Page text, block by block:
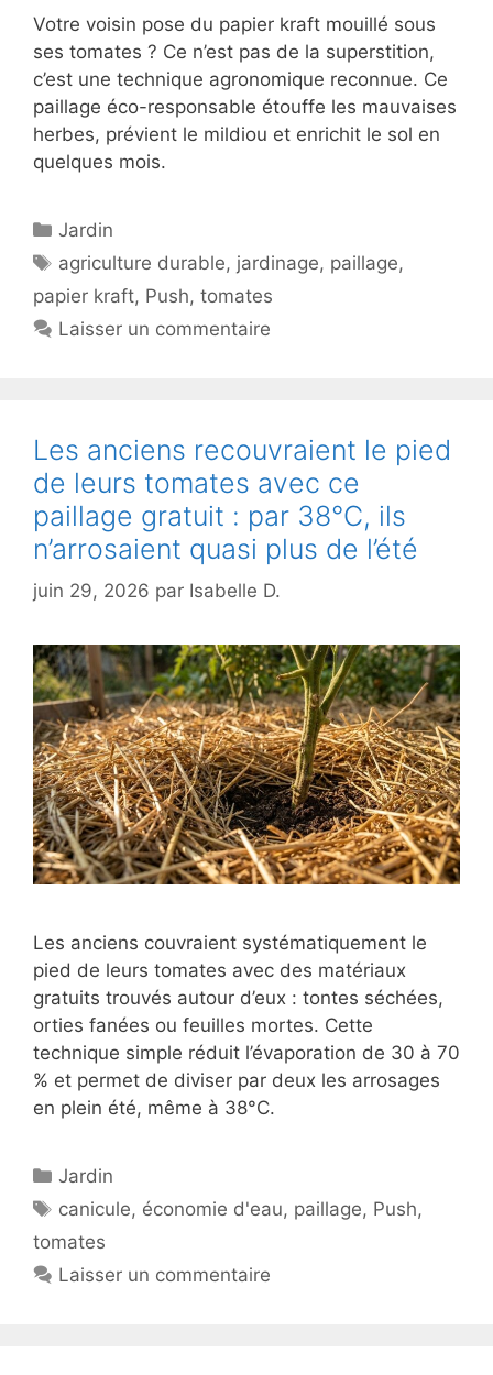
Votre voisin pose du papier kraft mouillé sous
ses tomates ? Ce n’est pas de la superstition,
c’est une technique agronomique reconnue. Ce
paillage éco-responsable étouffe les mauvaises
herbes, prévient le mildiou et enrichit le sol en
quelques mois.
Catégories
Jardin
Étiquettes
agriculture durable, jardinage, paillage,
papier kraft, Push, tomates
Laisser un commentaire
Les anciens recouvraient le pied
de leurs tomates avec ce
paillage gratuit : par 38°C, ils
n’arrosaient quasi plus de l’été
juin 29, 2026 par Isabelle D.
Les anciens couvraient systématiquement le
pied de leurs tomates avec des matériaux
gratuits trouvés autour d’eux : tontes séchées,
orties fanées ou feuilles mortes. Cette
technique simple réduit l’évaporation de 30 à 70
% et permet de diviser par deux les arrosages
en plein été, même à 38°C.
Catégories
Jardin
Étiquettes
canicule, économie d'eau, paillage, Push,
tomates
Laisser un commentaire